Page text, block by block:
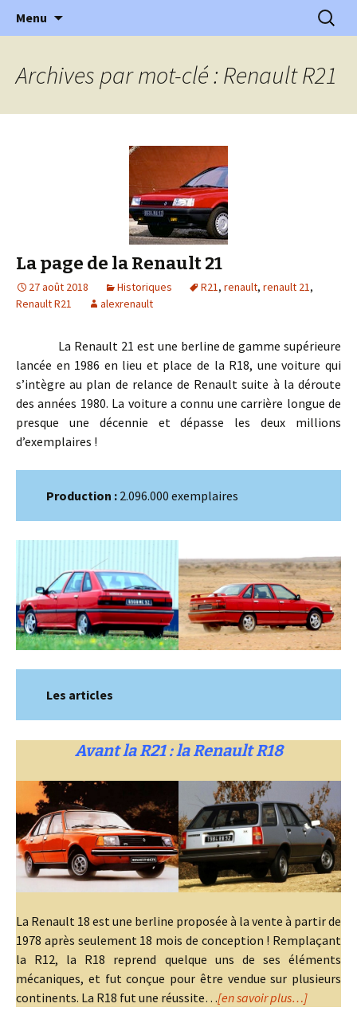
l'Automobile Ancienne
l'automobile ancienne : articles, historiques
…
Menu
Archives par mot-clé : Renault R21
La page de la Renault 21
27 août 2018 Historiques R21, renault, renault 21,
Renault R21
alexrenault
La Renault 21 est une berline de gamme supérieure
lancée en 1986 en lieu et place de la R18, une voiture qui
s’intègre au plan de relance de Renault suite à la déroute
des années 1980. La voiture a connu une carrière longue de
presque une décennie et dépasse les deux millions
d’exemplaires !
Production : 2.096.000 exemplaires
Les articles
Avant la R21 : la Renault R18
La Renault 18 est une berline proposée à la vente à partir de
1978 après seulement 18 mois de conception ! Remplaçant
la R12, la R18 reprend quelque uns de ses éléments
mécaniques, et fut conçue pour être vendue sur plusieurs
continents. La R18 fut une réussite…[en savoir plus…]